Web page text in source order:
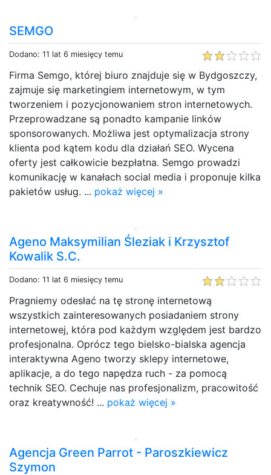
SEMGO
Dodano: 11 lat 6 miesięcy temu
Firma Semgo, której biuro znajduje się w Bydgoszczy,
zajmuje się marketingiem internetowym, w tym
tworzeniem i pozycjonowaniem stron internetowych.
Przeprowadzane są ponadto kampanie linków
sponsorowanych. Możliwa jest optymalizacja strony
klienta pod kątem kodu dla działań SEO. Wycena
oferty jest całkowicie bezpłatna. Semgo prowadzi
komunikację w kanałach social media i proponuje kilka
pakietów usług. ... pokaż więcej »
Ageno Maksymilian Śleziak i Krzysztof
Kowalik S.C.
Dodano: 11 lat 6 miesięcy temu
Pragniemy odesłać na tę stronę internetową
wszystkich zainteresowanych posiadaniem strony
internetowej, która pod każdym względem jest bardzo
profesjonalna. Oprócz tego bielsko-bialska agencja
interaktywna Ageno tworzy sklepy internetowe,
aplikacje, a do tego napędza ruch - za pomocą
technik SEO. Cechuje nas profesjonalizm, pracowitość
oraz kreatywność! ... pokaż więcej »
Agencja Green Parrot - Paroszkiewicz
Szymon